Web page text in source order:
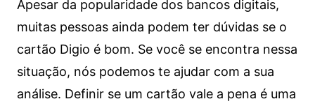
Apesar da popularidade dos bancos digitais,
muitas pessoas ainda podem ter dúvidas se o
cartão Digio é bom. Se você se encontra nessa
situação, nós podemos te ajudar com a sua
análise. Definir se um cartão vale a pena é uma